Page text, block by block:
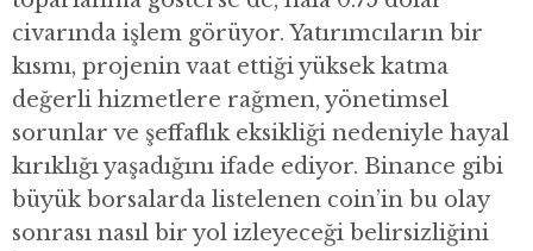
civarında işlem görüyor. Yatırımcıların bir
kısmı, projenin vaat ettiği yüksek katma
değerli hizmetlere rağmen, yönetimsel
sorunlar ve şeffaflık eksikliği nedeniyle hayal
kırıklığı yaşadığını ifade ediyor. Binance gibi
büyük borsalarda listelenen coin’in bu olay
sonrası nasıl bir yol izleyeceği belirsizliğini